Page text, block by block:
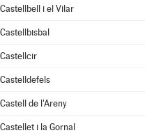
Castellbell i el Vilar
Castellbisbal
Castellcir
Castelldefels
Castell de l'Areny
Castellet i la Gornal